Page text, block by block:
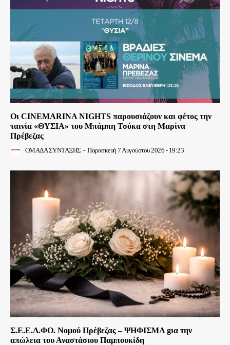
Οι CINEMARINA NIGHTS παρουσιάζουν και φέτος την
ταινία «ΘΥΣΙΑ» του Μπάμπη Τσόκα στη Μαρίνα
Πρέβεζας
ΟΜΑΔΑ ΣΥΝΤΑΞΗΣ - Παρασκευή 7 Αυγούστου 2026 - 19:23
Σ.Ε.Ε.Λ.ΦΟ. Νομού Πρέβεζας – ΨΗΦΙΣΜΑ gια την
απώλεια του Αναστάσιου Παμπουκίδη